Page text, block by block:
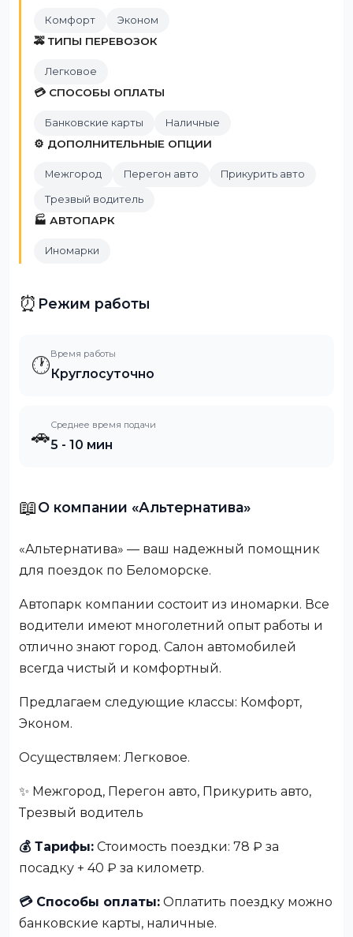
Комфорт Эконом
🚕 ТИПЫ ПЕРЕВОЗОК
Легковое
💳 СПОСОБЫ ОПЛАТЫ
Банковские карты Наличные
⚙️ ДОПОЛНИТЕЛЬНЫЕ ОПЦИИ
Межгород Перегон авто Прикурить авто
Трезвый водитель
🏭 АВТОПАРК
Иномарки
⏰ Режим работы
🕐Время работы
Круглосуточно
🚗Среднее время подачи
5 - 10 мин
📖О компании «Альтернатива»
«Альтернатива» — ваш надежный помощник
для поездок по Беломорске.
Автопарк компании состоит из иномарки. Все
водители имеют многолетний опыт работы и
отлично знают город. Салон автомобилей
всегда чистый и комфортный.
Предлагаем следующие классы: Комфорт,
Эконом.
Осуществляем: Легковое.
✨ Межгород, Перегон авто, Прикурить авто,
Трезвый водитель
💰 Тарифы: Стоимость поездки: 78 ₽ за
посадку + 40 ₽ за километр.
💳 Способы оплаты: Оплатить поездку можно
банковские карты, наличные.